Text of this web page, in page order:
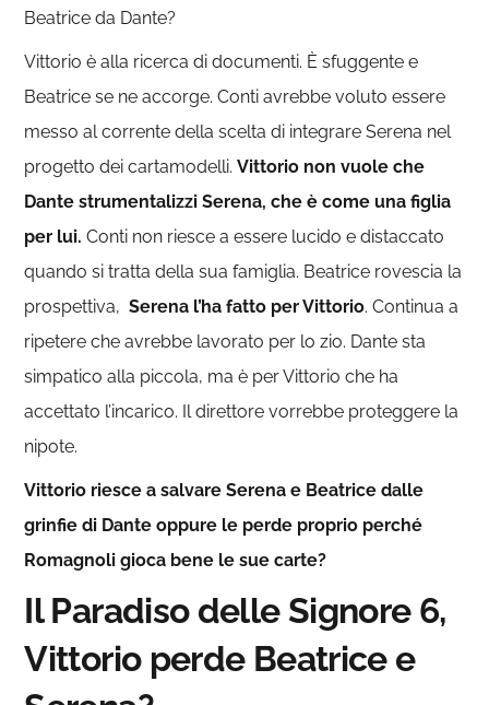
Beatrice da Dante?
Vittorio è alla ricerca di documenti. È sfuggente e
Beatrice se ne accorge. Conti avrebbe voluto essere
messo al corrente della scelta di integrare Serena nel
progetto dei cartamodelli.Vittorio non vuole che
Dante strumentalizzi Serena, che è come una figlia
per lui. Conti non riesce a essere lucido e distaccato
quando si tratta della sua famiglia. Beatrice rovescia la
prospettiva,Serena l’ha fatto per Vittorio. Continua a
ripetere che avrebbe lavorato per lo zio. Dante sta
simpatico alla piccola, ma è per Vittorio che ha
accettato l’incarico. Il direttore vorrebbe proteggere la
nipote.
Vittorio riesce a salvare Serena e Beatrice dalle
grinfie di Dante oppure le perde proprio perché
Romagnoli gioca bene le sue carte?
Il Paradiso delle Signore 6,
Vittorio perde Beatrice e